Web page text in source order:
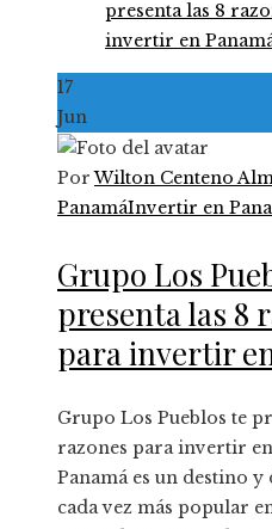
17
Jun
PorWilton Centeno
PanamáInvertir en
Grupo Los
presenta las 8
para invertir
Grupo Los Pueblos te
razones para invertir
Panamá es un destino
cada vez más popular